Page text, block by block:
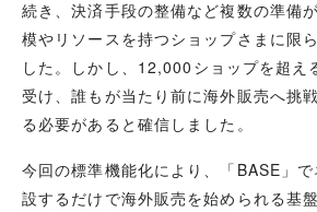
続き、決済手段の整備など複数の準備
模やリソースを持つショップさまに限
した。しかし、 12,000ショップを超え
受け、誰もが当たり前に海外販売へ挑
る必要があると確信しました。
今回の標準機能化により、「BASE」
設するだけで海外販売を始められる基